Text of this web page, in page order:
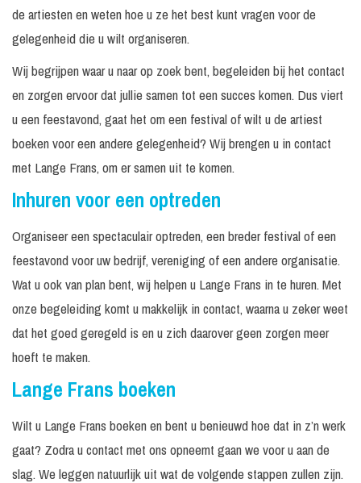
de artiesten en weten hoe u ze het best kunt vragen voor de
gelegenheid die u wilt organiseren.
Wij begrijpen waar u naar op zoek bent, begeleiden bij het contact
en zorgen ervoor dat jullie samen tot een succes komen. Dus viert
u een feestavond, gaat het om een festival of wilt u de artiest
boeken voor een andere gelegenheid? Wij brengen u in contact
met Lange Frans, om er samen uit te komen.
Inhuren voor een optreden
Organiseer een spectaculair optreden, een breder festival of een
feestavond voor uw bedrijf, vereniging of een andere organisatie.
Wat u ook van plan bent, wij helpen u Lange Frans in te huren. Met
onze begeleiding komt u makkelijk in contact, waarna u zeker weet
dat het goed geregeld is en u zich daarover geen zorgen meer
hoeft te maken.
Lange Frans boeken
Wilt u Lange Frans boeken en bent u benieuwd hoe dat in z’n werk
gaat? Zodra u contact met ons opneemt gaan we voor u aan de
slag. We leggen natuurlijk uit wat de volgende stappen zullen zijn.